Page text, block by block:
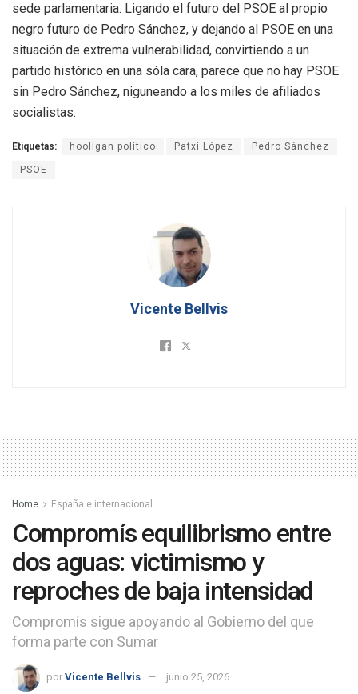
sede parlamentaria. Ligando el futuro del PSOE al propio
negro futuro de Pedro Sánchez, y dejando al PSOE en una
situación de extrema vulnerabilidad, convirtiendo a un
partido histórico en una sóla cara, parece que no hay PSOE
sin Pedro Sánchez, niguneando a los miles de afiliados
socialistas.
Etiquetas: hooligan político Patxi López Pedro Sánchez
PSOE
Vicente Bellvis
Home España e internacional
Compromís equilibrismo entre
dos aguas: victimismo y
reproches de baja intensidad
Compromís sigue apoyando al Gobierno del que
forma parte con Sumar
por Vicente Bellvis junio 25, 2026